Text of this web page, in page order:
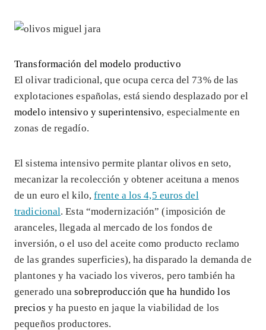
Transformación del modelo productivo
El olivar tradicional, que ocupa cerca del 73% de las
explotaciones españolas, está siendo desplazado por el
modelo intensivo y superintensivo, especialmente en
zonas de regadío.
El sistema intensivo permite plantar olivos en seto,
mecanizar la recolección y obtener aceituna a menos
de un euro el kilo,frente a los 4,5 euros del
tradicional. Esta “modernización” (imposición de
aranceles, llegada al mercado de los fondos de
inversión, o el uso del aceite como producto reclamo
de las grandes superficies), ha disparado la demanda de
plantones y ha vaciado los viveros, pero también ha
generado unasobreproducción que ha hundido los
precios y ha puesto en jaque la viabilidad de los
pequeños productores.